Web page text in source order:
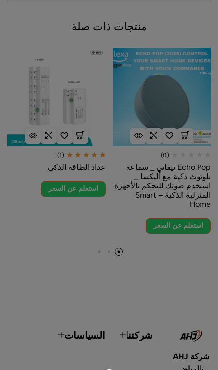
منتجات ذات صلة
(0)
Echo Pop تيفاني _ سماعة
بلوتوث ذكية مع أليكسا _
استخدم صوتك للتحكم بالأجهزة
المنزلية الذكية – Smart
Home
استعلم عن السعر
(1)
عداد الطاقه الذكي
استعلم عن السعر
شركة AHJ
شركتنا السياسات